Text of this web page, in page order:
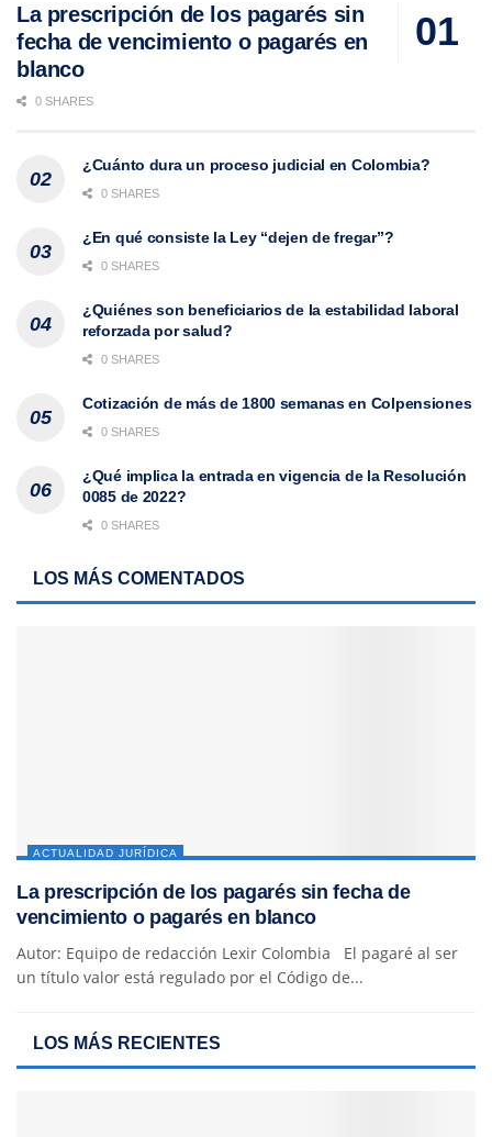
La prescripción de los pagarés sin
fecha de vencimiento o pagarés en
blanco
0 SHARES
¿Cuánto dura un proceso judicial en Colombia?
0 SHARES
¿En qué consiste la Ley “dejen de fregar”?
0 SHARES
¿Quiénes son beneficiarios de la estabilidad laboral
reforzada por salud?
0 SHARES
Cotización de más de 1800 semanas en Colpensiones
0 SHARES
¿Qué implica la entrada en vigencia de la Resolución
0085 de 2022?
0 SHARES
LOS MÁS COMENTADOS
ACTUALIDAD JURÍDICA
La prescripción de los pagarés sin fecha de
vencimiento o pagarés en blanco
Autor: Equipo de redacción Lexir Colombia El pagaré al ser
un título valor está regulado por el Código de...
LOS MÁS RECIENTES